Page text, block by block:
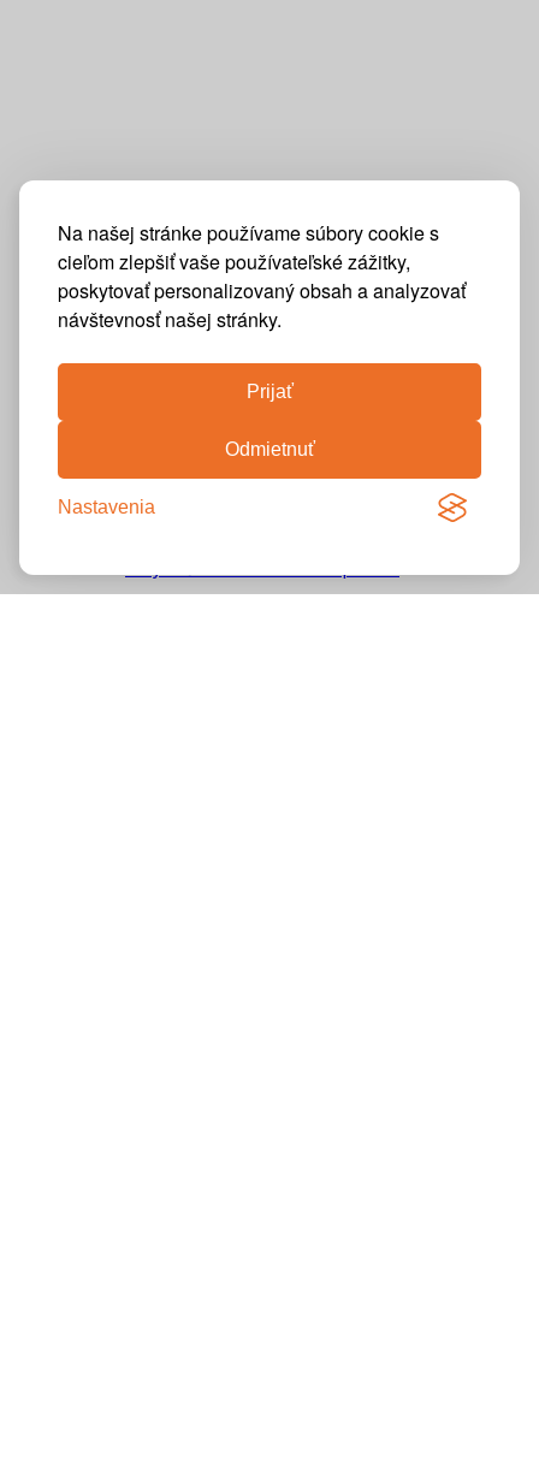
Na našej stránke používame súbory cookie s
cieľom zlepšiť vaše používateľské zážitky,
poskytovať personalizovaný obsah a analyzovať
návštevnosť našej stránky.
Prijať
Odmietnuť
Nastavenia